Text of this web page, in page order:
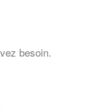
besoin.